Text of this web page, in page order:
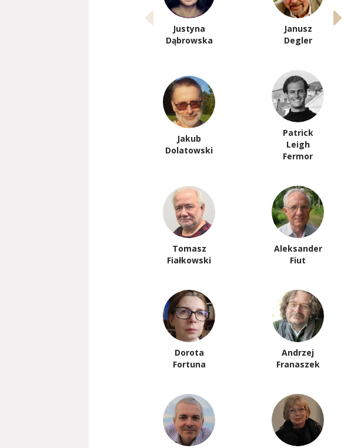
Justyna
Dąbrowska
Janusz
Degler
Jakub
Dolatowski
Patrick
Leigh
Fermor
Tomasz
Fiałkowski
Aleksander
Fiut
Dorota
Fortuna
Andrzej
Franaszek